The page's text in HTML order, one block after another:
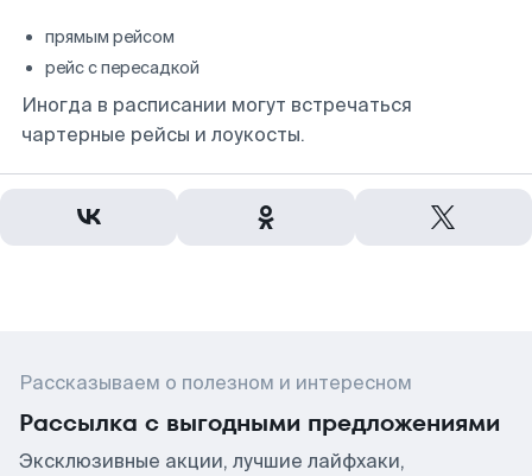
прямым рейсом
рейс с пересадкой
Иногда в расписании могут встречаться
чартерные рейсы и лоукосты.
Рассказываем о полезном и интересном
Рассылка с выгодными предложениями
Эксклюзивные акции, лучшие лайфхаки,